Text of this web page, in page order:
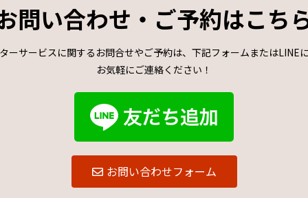
問い合わせ・ご予約はこち
ーサービスに関するお問合せやご予約は、下記フォームまたはLINEに
お気軽にご連絡ください！
お問い合わせフォーム